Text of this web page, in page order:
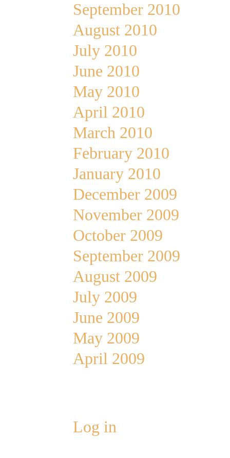
September 2010
August 2010
July 2010
June 2010
May 2010
April 2010
March 2010
February 2010
January 2010
December 2009
November 2009
October 2009
September 2009
August 2009
July 2009
June 2009
May 2009
April 2009
Log in